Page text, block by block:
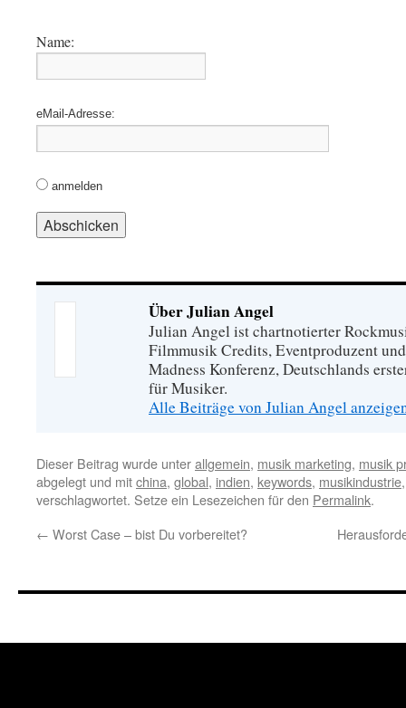
Name:
eMail-Adresse:
anmelden
Über Julian Angel
Julian Angel ist chartnotierter
Filmmusik Credits, Eventproduzent
Madness Konferenz, Deutschlands
für Musiker.
Alle Beiträge von Julian Angel
Dieser Beitrag wurde unterallgemein, musik marketing, musik
abgelegt und mitchina, global, indien, keywords, musikindustrie
verschlagwortet. Setze ein Lesezeichen für den Permalink.
← Worst Case – bist Du vorbereitet?